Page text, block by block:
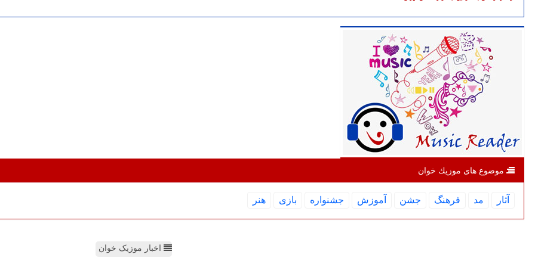
موضوع های موزیك خوان
آثار مد فرهنگ جشن آموزش جشنواره بازی هنر
اخبار موزیک خوان